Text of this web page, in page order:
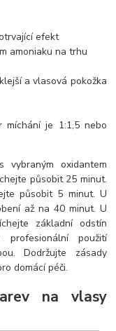
efekt
amoniaku na trhu
a vlasová pokožka
míchání je 1:1,5 nebo
vybraným oxidantem
působit 25 minut.
působit 5 minut. U
až na 40 minut. U
základní odstín
použití
Dodržujte zásady
domácí péči.
na vlasy